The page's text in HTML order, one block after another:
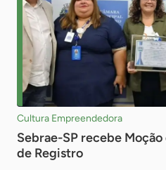
Cultura Empreendedora
Sebrae-SP recebe
de Registro